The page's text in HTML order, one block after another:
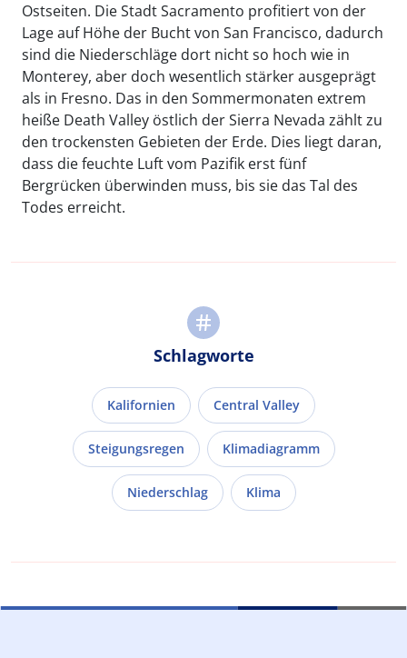
Ostseiten. Die Stadt Sacramento profitiert von der
Lage auf Höhe der Bucht von San Francisco, dadurch
sind die Niederschläge dort nicht so hoch wie in
Monterey, aber doch wesentlich stärker ausgeprägt
als in Fresno. Das in den Sommermonaten extrem
heiße Death Valley östlich der Sierra Nevada zählt zu
den trockensten Gebieten der Erde. Dies liegt daran,
dass die feuchte Luft vom Pazifik erst fünf
Bergrücken überwinden muss, bis sie das Tal des
Todes erreicht.
Schlagworte
Kalifornien Central Valley
Steigungsregen Klimadiagramm
Niederschlag Klima